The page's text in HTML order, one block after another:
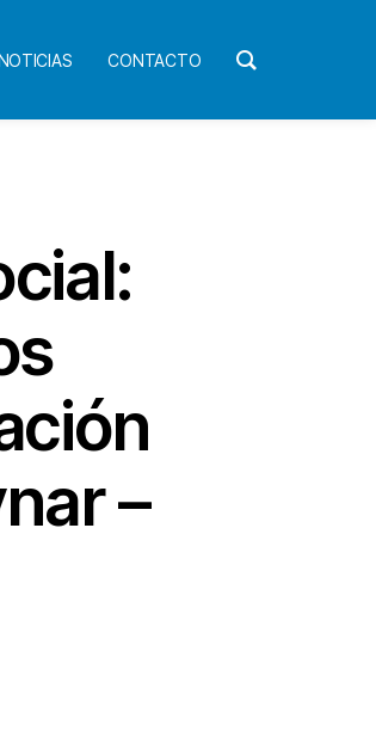
CONTACTO
–